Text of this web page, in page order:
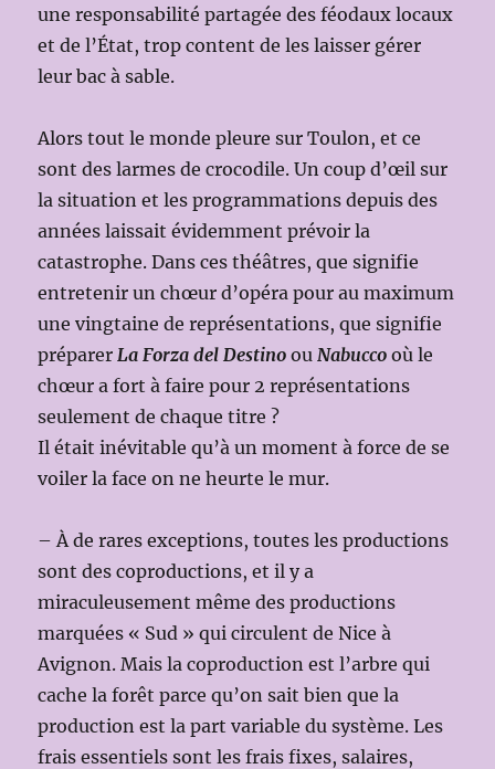
une responsabilité partagée des féodaux locaux
et de l’État, trop content de les laisser gérer
leur bac à sable.
Alors tout le monde pleure sur Toulon, et ce
sont des larmes de crocodile. Un coup d’œil sur
la situation et les programmations depuis des
années laissait évidemment prévoir la
catastrophe. Dans ces théâtres, que signifie
entretenir un chœur d’opéra pour au maximum
une vingtaine de représentations, que signifie
préparer La Forza del Destino ou Nabucco où le
chœur a fort à faire pour 2 représentations
seulement de chaque titre ?
Il était inévitable qu’à un moment à force de se
voiler la face on ne heurte le mur.
– À de rares exceptions, toutes les productions
sont des coproductions, et il y a
miraculeusement même des productions
marquées « Sud » qui circulent de Nice à
Avignon. Mais la coproduction est l’arbre qui
cache la forêt parce qu’on sait bien que la
production est la part variable du système. Les
frais essentiels sont les frais fixes, salaires,